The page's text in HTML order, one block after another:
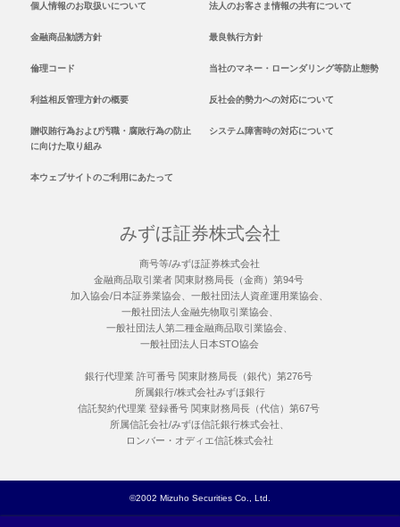
個人情報のお取扱いについて 法人のお客さま情報の共有について
金融商品勧誘方針 最良執行方針
倫理コード 当社のマネー・ローンダリング等防止態勢
利益相反管理方針の概要 反社会的勢力への対応について
贈収賄行為および汚職・腐敗行為の防止
に向けた取り組み
システム障害時の対応について
本ウェブサイトのご利用にあたって
みずほ証券株式会社
商号等/みずほ証券株式会社
金融商品取引業者 関東財務局長（金商）第94号
加入協会/日本証券業協会、一般社団法人資産運用業協会、
一般社団法人金融先物取引業協会、
一般社団法人第二種金融商品取引業協会、
一般社団法人日本STO協会
銀行代理業 許可番号 関東財務局長（銀代）第276号
所属銀行/株式会社みずほ銀行
信託契約代理業 登録番号 関東財務局長（代信）第67号
所属信託会社/みずほ信託銀行株式会社、
ロンバー・オディエ信託株式会社
©2002 Mizuho Securities Co., Ltd.